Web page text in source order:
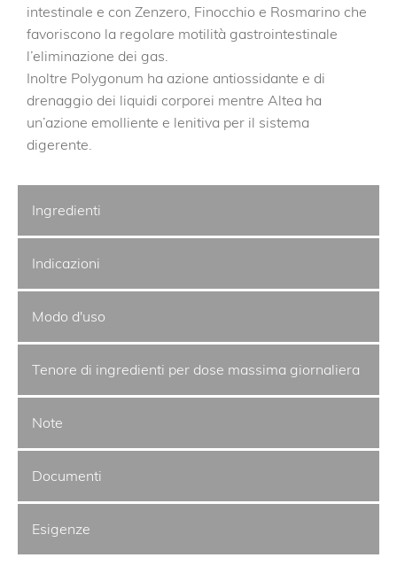
intestinale e con Zenzero, Finocchio e Rosmarino che
favoriscono la regolare motilità gastrointestinale
l’eliminazione dei gas.
Inoltre Polygonum ha azione antiossidante e di
drenaggio dei liquidi corporei mentre Altea ha
un’azione emolliente e lenitiva per il sistema
digerente.
Ingredienti
Indicazioni
Modo d'uso
Tenore di ingredienti per dose massima giornaliera
Note
Documenti
Esigenze